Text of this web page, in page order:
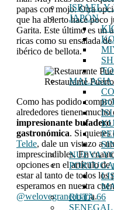
ISRAEL Y
JAPÓN
MALASIA
NUEVA
RUTA 66
SENEGAL
papas con mojo. Otra
que ha abierto hace poco
Garita. Este último es un
ricas como su ensalada
ibérico de bellota.
Restaurante
Como has podido
alrededores tienen mucho
impresionante bufadero
gastronómica. Si quieres
Telde, dale un vistazo a
imprescindibles. En
opciones en el artículo de
estar al tanto de todos los
esperamos en nuestra
@welovegrancanaria.